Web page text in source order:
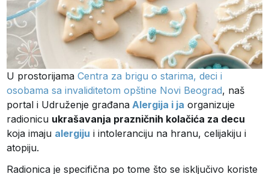
U prostorijamaCentra za brigu o starima, deci i
osobama sa invaliditetom opštine Novi Beograd, naš
portal i Udruženje građana Alergija i ja organizuje
radionicu ukrašavanja prazničnih kolačića za decu
koja imaju alergiju i intoleranciju na hranu, celijakiju i
atopiju.
Radionica je specifična po tome što se isključivo koriste